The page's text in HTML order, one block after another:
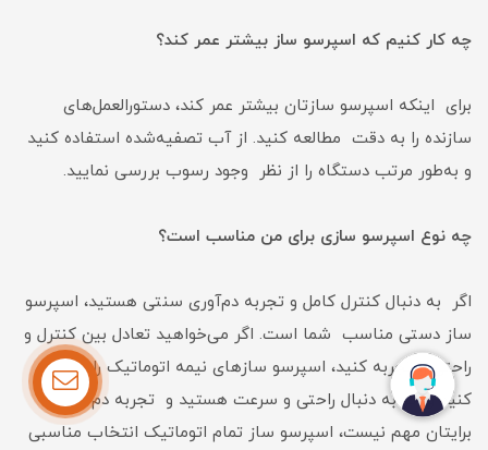
چه کار کنیم که اسپرسو ساز بیشتر عمر کند؟
برای اینکه اسپرسو سازتان بیشتر عمر کند، دستورالعمل‌های
سازنده را به دقت مطالعه کنید. از آب تصفیه‌شده استفاده کنید
و به‌طور مرتب دستگاه را از نظر وجود رسوب بررسی نمایید.
چه نوع اسپرسو سازی برای من مناسب است؟
اگر به دنبال کنترل کامل و تجربه دم‌آوری سنتی هستید، اسپرسو
ساز دستی مناسب شما است. اگر می‌خواهید تعادل بین کنترل و
راحتی را تجربه کنید، اسپرسو سازهای نیمه اتوماتیک را انتخاب
کنید و اگر به دنبال راحتی و سرعت هستید و تجربه دم‌آوری
برایتان مهم نیست، اسپرسو ساز تمام اتوماتیک انتخاب مناسبی